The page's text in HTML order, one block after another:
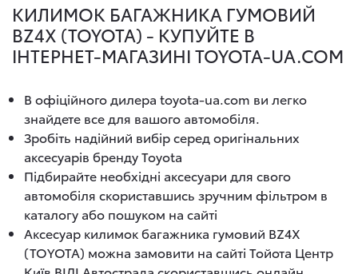
КИЛИМОК БАГАЖНИКА ГУМОВИЙ
BZ4X (TOYOTA) - КУПУЙТЕ В
ІНТЕРНЕТ-МАГАЗИНІ TOYOTA-UA.COM
В офіційного дилера toyota-ua.com ви легко
знайдете все для вашого автомобіля.
Зробіть надійний вибір серед оригінальних
аксесуарів бренду Toyota
Підбирайте необхідні аксесуари для свого
автомобіля скориставшись зручним фільтром в
каталогу або пошуком на сайті
Аксесуар килимок багажника гумовий BZ4X
(TOYOTA) можна замовити на сайті Тойота Центр